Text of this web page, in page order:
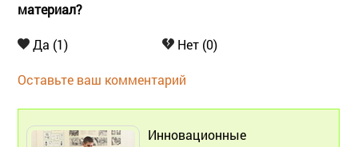
материал?
Да (1) Нет (0)
Оставьте ваш комментарий
Инновационные